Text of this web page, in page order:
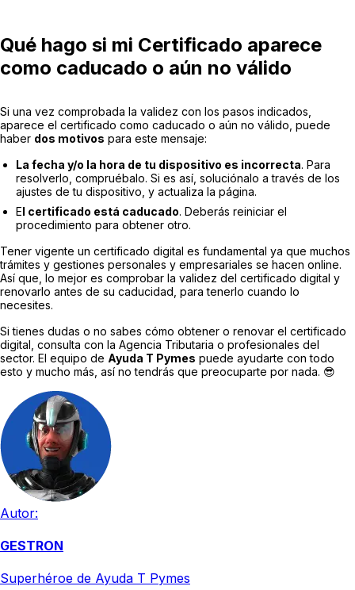
Qué hago si mi Certificado aparece
como caducado o aún no válido
Si una vez comprobada la validez con los pasos indicados,
aparece el certificado como caducado o aún no válido, puede
haber dos motivos para este mensaje:
La fecha y/o la hora de tu dispositivo es incorrecta. Para
resolverlo, compruébalo. Si es así, soluciónalo a través de los
ajustes de tu dispositivo, y actualiza la página.
El certificado está caducado. Deberás reiniciar el
procedimiento para obtener otro.
Tener vigente un certificado digital es fundamental ya que muchos
trámites y gestiones personales y empresariales se hacen online.
Así que, lo mejor es comprobar la validez del certificado digital y
renovarlo antes de su caducidad, para tenerlo cuando lo
necesites.
Si tienes dudas o no sabes cómo obtener o renovar el certificado
digital, consulta con la Agencia Tributaria o profesionales del
sector. El equipo de Ayuda T Pymes puede ayudarte con todo
esto y mucho más, así no tendrás que preocuparte por nada. 😎
Autor:
GESTRON
Superhéroe de Ayuda T Pymes